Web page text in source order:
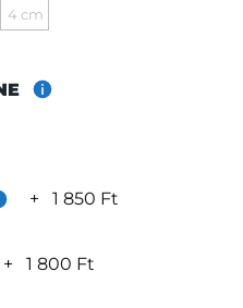
4 cm
+ 1 850 Ft
+ 1 800 Ft